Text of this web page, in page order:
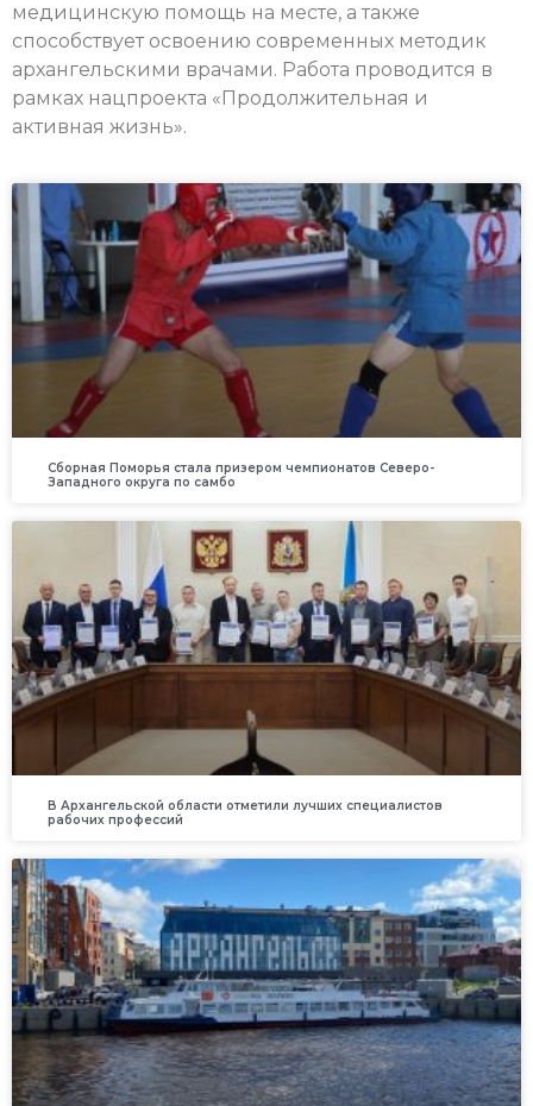
медицинскую помощь на месте, а также
способствует освоению современных методик
архангельскими врачами. Работа проводится в
рамках нацпроекта «Продолжительная и
активная жизнь».
Сборная Поморья стала призером чемпионатов Северо-
Западного округа по самбо
В Архангельской области отметили лучших специалистов
рабочих профессий